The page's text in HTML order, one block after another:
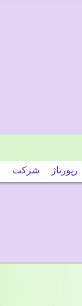
رپورتاژ شركت